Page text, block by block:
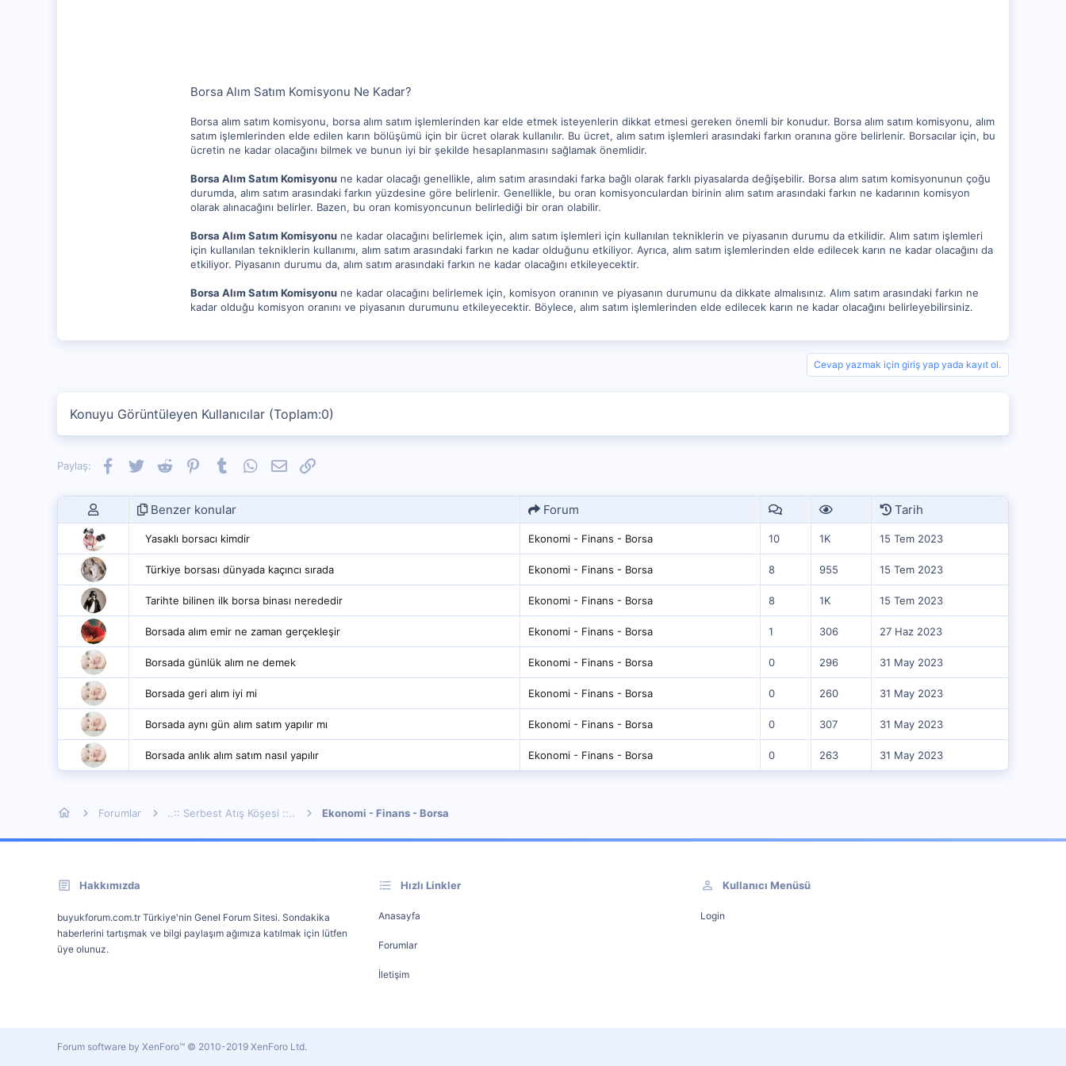
Borsa Alım Satım Komisyonu Ne Kadar?
Borsa alım satım komisyonu, borsa alım satım işlemlerinden kar elde etmek isteyenlerin dikkat etmesi gereken önemli bir konudur. Borsa alım satım komisyonu, alım
satım işlemlerinden elde edilen karın bölüşümü için bir ücret olarak kullanılır. Bu ücret, alım satım işlemleri arasındaki farkın oranına göre belirlenir. Borsacılar için, bu
ücretin ne kadar olacağını bilmek ve bunun iyi bir şekilde hesaplanmasını sağlamak önemlidir.
Borsa Alım Satım Komisyonu ne kadar olacağı genellikle, alım satım arasındaki farka bağlı olarak farklı piyasalarda değişebilir. Borsa alım satım komisyonunun çoğu
durumda, alım satım arasındaki farkın yüzdesine göre belirlenir. Genellikle, bu oran komisyonculardan birinin alım satım arasındaki farkın ne kadarının komisyon
olarak alınacağını belirler. Bazen, bu oran komisyoncunun belirlediği bir oran olabilir.
Borsa Alım Satım Komisyonu ne kadar olacağını belirlemek için, alım satım işlemleri için kullanılan tekniklerin ve piyasanın durumu da etkilidir. Alım satım işlemleri
için kullanılan tekniklerin kullanımı, alım satım arasındaki farkın ne kadar olduğunu etkiliyor. Ayrıca, alım satım işlemlerinden elde edilecek karın ne kadar olacağını da
etkiliyor. Piyasanın durumu da, alım satım arasındaki farkın ne kadar olacağını etkileyecektir.
Borsa Alım Satım Komisyonu ne kadar olacağını belirlemek için, komisyon oranının ve piyasanın durumunu da dikkate almalısınız. Alım satım arasındaki farkın ne
kadar olduğu komisyon oranını ve piyasanın durumunu etkileyecektir. Böylece, alım satım işlemlerinden elde edilecek karın ne kadar olacağını belirleyebilirsiniz.
Cevap yazmak için giriş yap yada kayıt ol.
Konuyu Görüntüleyen Kullanıcılar (Toplam:0)
Paylaş: Facebook
TwitterReddit PinterestTumblrWhatsApp
E-postaLink
Benzer konular Forum Tarih
Yasaklı borsacı kimdir Ekonomi - Finans - Borsa 10 1K 15 Tem 2023
Türkiye borsası dünyada kaçıncı sırada Ekonomi - Finans - Borsa 8 955 15 Tem 2023
Tarihte bilinen ilk borsa binası nerededir Ekonomi - Finans - Borsa 8 1K 15 Tem 2023
Borsada alım emir ne zaman gerçekleşir Ekonomi - Finans - Borsa 1 306 27 Haz 2023
Borsada günlük alım ne demek Ekonomi - Finans - Borsa 0 296 31 May 2023
Borsada geri alım iyi mi Ekonomi - Finans - Borsa 0 260 31 May 2023
Borsada aynı gün alım satım yapılır mı Ekonomi - Finans - Borsa 0 307 31 May 2023
Borsada anlık alım satım nasıl yapılır Ekonomi - Finans - Borsa 0 263 31 May 2023
Forumlar ..:: Serbest Atış Köşesi ::.. Ekonomi - Finans - Borsa
Hakkımızda
buyukforum.com.tr Türkiye'nin Genel Forum Sitesi. Sondakika
haberlerini tartışmak ve bilgi paylaşım ağımıza katılmak için lütfen
üye olunuz.
Hızlı Linkler
Anasayfa
Forumlar
İletişim
Kullanıcı Menüsü
Login
Forum software by XenForo™ © 2010-2019 XenForo Ltd.